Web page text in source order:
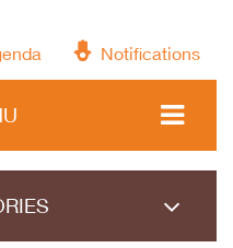
Notifications